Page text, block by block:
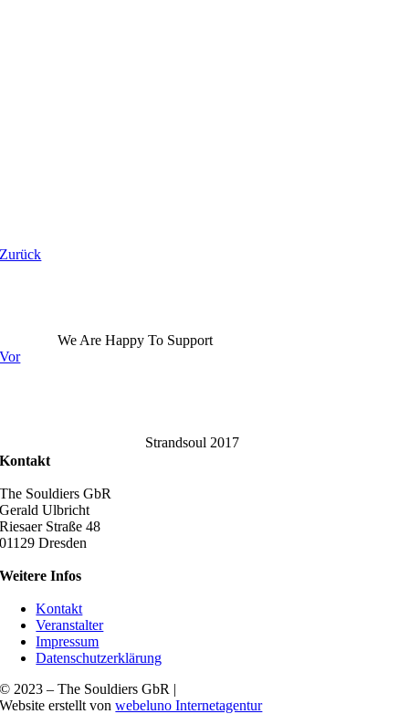
Zurück
We Are Happy To Support
Vor
Strandsoul 2017
Kontakt
The Souldiers GbR
Gerald Ulbricht
Riesaer Straße 48
01129 Dresden
Weitere Infos
Kontakt
Veranstalter
Impressum
Datenschutzerklärung
© 2023 – The Souldiers GbR |
Website erstellt vonwebeluno Internetagentur